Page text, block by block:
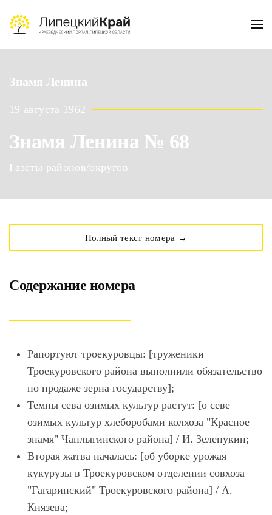
Skip to main content
Знамя Ленина
19 августа 1962
Знамя Ленина № 68
Газеты районов/округов
Полный текст номера →
Содержание номера
Рапортуют троекуровцы: [труженики
Троекуровского района выполнили обязательство
по продаже зерна государству];
Темпы сева озимых культур растут: [о севе
озимых культур хлеборобами колхоза "Красное
знамя" Чаплыгинского района] / И. Зелепукин;
Вторая жатва началась: [об уборке урожая
кукурузы в Троекуровском отделении совхоза
"Гагаринский" Троекуровского района] / А.
Князева;